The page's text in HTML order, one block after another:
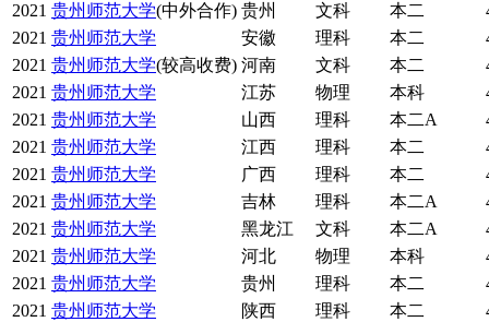
2021 贵州师范大学(中外合作) 贵州 文科 本二
2021 贵州师范大学 安徽 理科 本二
2021 贵州师范大学(较高收费) 河南 文科 本二
2021 贵州师范大学 江苏 物理 本科
2021 贵州师范大学 山西 理科 本二A
2021 贵州师范大学 江西 理科 本二
2021 贵州师范大学 广西 理科 本二
2021 贵州师范大学 吉林 理科 本二A
2021 贵州师范大学 黑龙江 文科 本二A
2021 贵州师范大学 河北 物理 本科
2021 贵州师范大学 贵州 理科 本二
2021 贵州师范大学 陕西 理科 本二